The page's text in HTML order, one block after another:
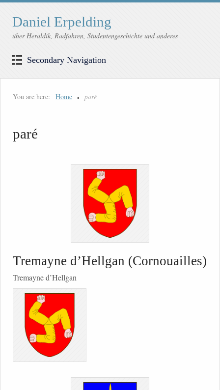
Daniel Erpelding
über Heraldik, Radfahren, Studentengeschichte und anderes
Secondary Navigation
You are here: Home paré
paré
Tremayne d’Hellgan (Cornouailles)
Tremayne d’Hellgan